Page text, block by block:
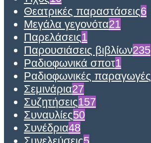
Θεατρικές παραστάσεις6
Μεγάλα γεγονότα21
Παρελάσεις1
Παρουσιάσεις βιβλίων235
Ραδιοφωνικά σποτ1
Ραδιοφωνικές παραγωγές
Σεμινάρια27
Συζητήσεις157
Συναυλίες50
Συνέδρια48